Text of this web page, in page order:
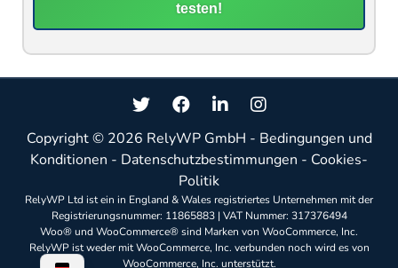
testen!
Copyright © 2026 RelyWP GmbH - Bedingungen und
Konditionen - Datenschutzbestimmungen - Cookies-
Politik
RelyWP Ltd ist ein in England & Wales registriertes Unternehmen mit der
Registrierungsnummer: 11865883 | VAT Nummer: 317376494
Woo® und WooCommerce® sind Marken von WooCommerce, Inc.
RelyWP ist weder mit WooCommerce, Inc. verbunden noch wird es von
WooCommerce, Inc. unterstützt.